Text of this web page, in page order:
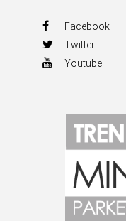
Facebook
Twitter
Youtube